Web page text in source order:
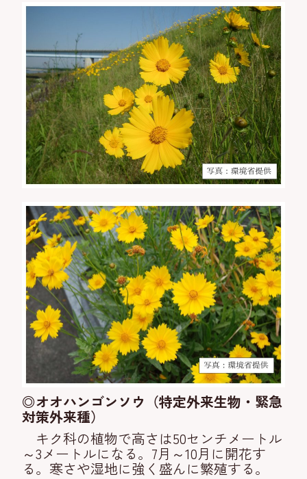
◎オオハンゴンソウ（特定外来生物・緊急
対策外来種）
キク科の植物で高さは50センチメートル
～3メートルになる。7月～10月に開花す
る。寒さや湿地に強く盛んに繁殖する。